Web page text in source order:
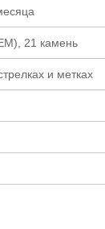
21 камень
и метках